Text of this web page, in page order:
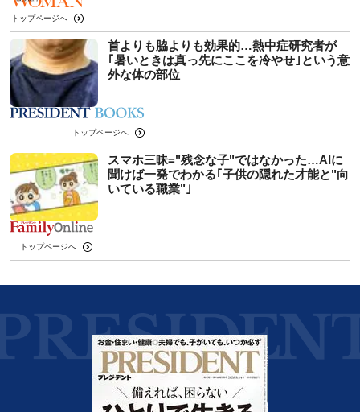
トップページへ
首よりも脇よりも効果的…熱中症研究者が
｢暑いときは真っ先にここを冷やせ｣という意
外な体の部位
トップページへ
スマホ三昧="残念な子"ではなかった…AIに
聞けば一発でわかる｢子供の隠れた才能と"向
いている職業"｣
トップページへ